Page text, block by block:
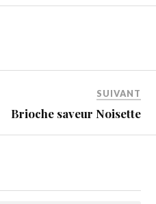
SUIVANT
Brioche saveur Noisette